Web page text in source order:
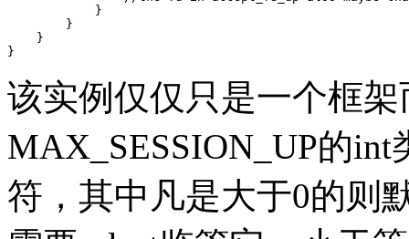
            }
        }
    }
该实例仅仅只是一个框
MAX_SESSION_UP的
符，其中凡是大于0的则